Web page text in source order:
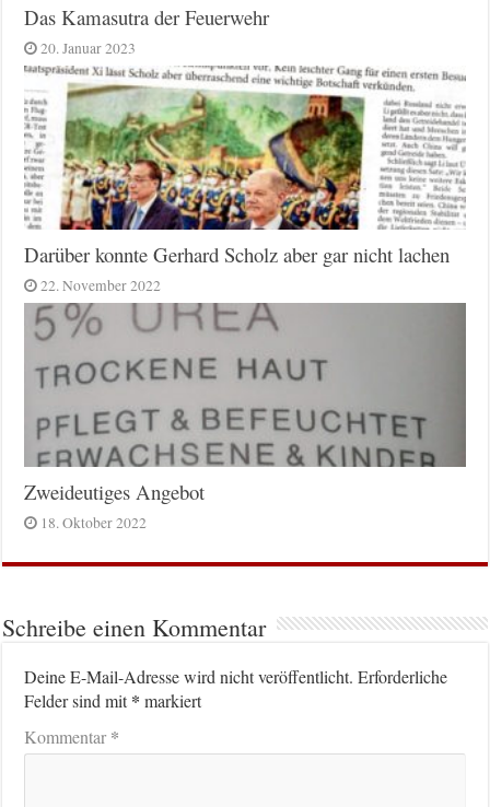
Das Kamasutra der Feuerwehr
20. Januar 2023
Darüber konnte Gerhard Scholz aber gar nicht lachen
22. November 2022
Zweideutiges Angebot
18. Oktober 2022
Schreibe einen Kommentar
Deine E-Mail-Adresse wird nicht veröffentlicht. Erforderliche
Felder sind mit* markiert
Kommentar*